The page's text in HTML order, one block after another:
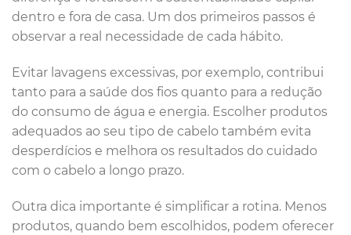
dentro e fora de casa. Um dos primeiros passos é
observar a real necessidade de cada hábito.
Evitar lavagens excessivas, por exemplo, contribui
tanto para a saúde dos fios quanto para a redução
do consumo de água e energia. Escolher produtos
adequados ao seu tipo de cabelo também evita
desperdícios e melhora os resultados do cuidado
com o cabelo a longo prazo.
Outra dica importante é simplificar a rotina. Menos
produtos, quando bem escolhidos, podem oferecer